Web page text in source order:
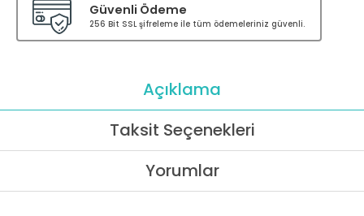
Güvenli Ödeme
256 Bit SSL şifreleme ile tüm ödemeleriniz güvenli.
Açıklama
Taksit Seçenekleri
Yorumlar